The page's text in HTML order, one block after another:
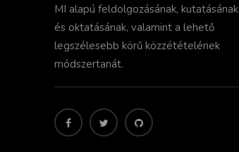
MI alapú feldolgozásának, kutatásának
és oktatásának, valamint a lehető
legszélesebb körű közzétételének
módszertanát.